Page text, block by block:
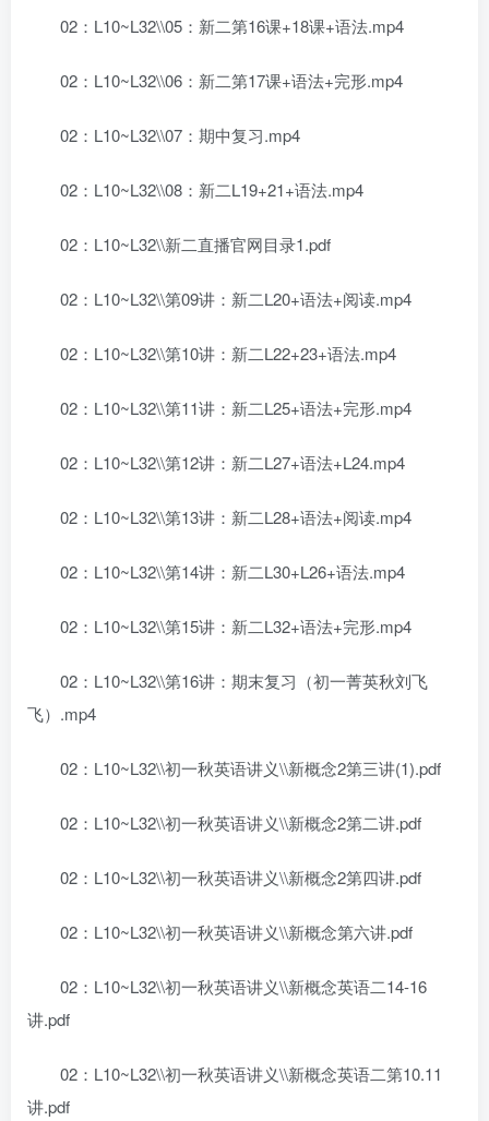
02：L10~L32\\05：新二第16课+18课+语法.mp4
02：L10~L32\\06：新二第17课+语法+完形.mp4
02：L10~L32\\07：期中复习.mp4
02：L10~L32\\08：新二L19+21+语法.mp4
02：L10~L32\\新二直播官网目录1.pdf
02：L10~L32\\第09讲：新二L20+语法+阅读.mp4
02：L10~L32\\第10讲：新二L22+23+语法.mp4
02：L10~L32\\第11讲：新二L25+语法+完形.mp4
02：L10~L32\\第12讲：新二L27+语法+L24.mp4
02：L10~L32\\第13讲：新二L28+语法+阅读.mp4
02：L10~L32\\第14讲：新二L30+L26+语法.mp4
02：L10~L32\\第15讲：新二L32+语法+完形.mp4
02：L10~L32\\第16讲：期末复习（初一菁英秋刘飞
飞）.mp4
02：L10~L32\\初一秋英语讲义\\新概念2第三讲(1).pdf
02：L10~L32\\初一秋英语讲义\\新概念2第二讲.pdf
02：L10~L32\\初一秋英语讲义\\新概念2第四讲.pdf
02：L10~L32\\初一秋英语讲义\\新概念第六讲.pdf
02：L10~L32\\初一秋英语讲义\\新概念英语二14-16
讲.pdf
02：L10~L32\\初一秋英语讲义\\新概念英语二第10.11
讲.pdf